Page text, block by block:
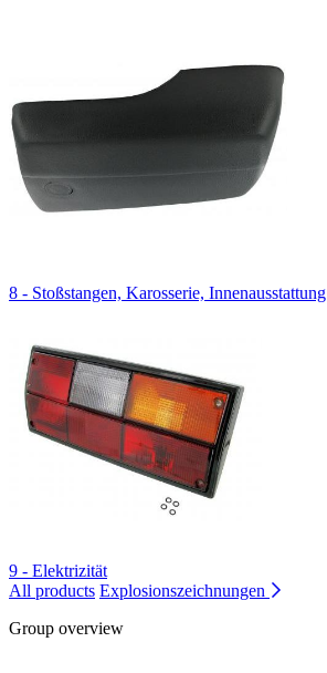
8 - Stoßstangen, Karosserie, Innenausstattung
9 - Elektrizität
All products Explosionszeichnungen
Group overview